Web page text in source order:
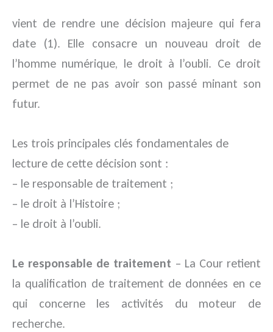
vient de rendre une décision majeure qui fera
date (1). Elle consacre un nouveau droit de
l’homme numérique, le droit à l’oubli. Ce droit
permet de ne pas avoir son passé minant son
futur.
Les trois principales clés fondamentales de
lecture de cette décision sont :
– le responsable de traitement ;
– le droit à l’Histoire ;
– le droit à l’oubli.
Le responsable de traitement – La Cour retient
la qualification de traitement de données en ce
qui concerne les activités du moteur de
recherche.